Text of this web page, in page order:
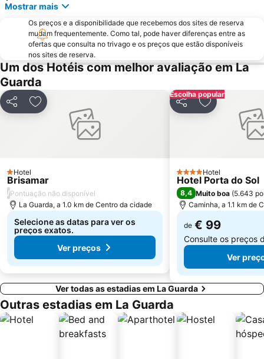
Praia Afife
O Tombo do Gato ou da Fonte
Moledo
Posto de Turismo de Valença do Minho
Porto de Vigo
Praia de Panxón
Suave Mar Beach
Apúlia Beach
Fluvial de Adaúfe
Areal
Estação de Caminhos de Ferro de Viana do Castelo
Aguçadoura Beach
Castelo de Santiago da Barra
Bus Station
Centro Príncipe
Mostrar mais
Os preços e a disponibilidade que recebemos dos sites de reserva
mudam frequentemente. Como tal, pode haver diferenças entre as
ofertas que consulta no trivago e os preços que estão disponíveis
nos sites de reserva.
Um dos Hotéis com melhor avaliação em La
Guarda
PartilharAdicionar aos favoritos
1 Estrelas
Hotel
Brisamar
/Pontuação não disponível
La Guarda, a 1.0 km de Centro da cidade
Selecione as datas para ver os
preços exatos.
Ver preços
Escolha popular
PartilharAdicionar
4 Estrelas
Hotel
Hotel Porta do Sol
8,4 Muito boa (5.643
Caminha, a 1.1 km de
de € 99
Consulte os preços
Ver
Ver todas as estadias em La Guarda
Outras estadias em La Guarda